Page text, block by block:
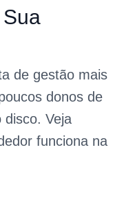
Sua
de gestão mais
donos de
disco. Veja
funciona na